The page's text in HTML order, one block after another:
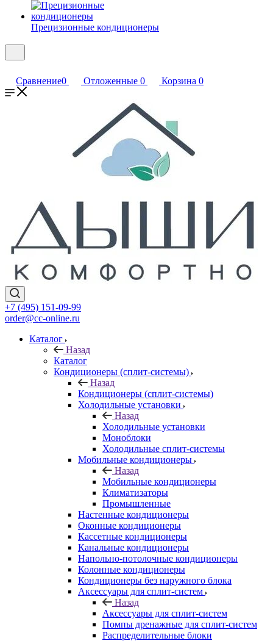
Прецизионные кондиционеры
Сравнение0 Отложенные 0 Корзина 0
+7 (495) 151-09-99
order@cc-online.ru
Каталог
Назад
Каталог
Кондиционеры (сплит-системы)
Назад
Кондиционеры (сплит-системы)
Холодильные установки
Назад
Холодильные установки
Моноблоки
Холодильные сплит-системы
Мобильные кондиционеры
Назад
Мобильные кондиционеры
Климатизаторы
Промышленные
Настенные кондиционеры
Оконные кондиционеры
Кассетные кондиционеры
Канальные кондиционеры
Напольно-потолочные кондиционеры
Колонные кондиционеры
Кондиционеры без наружного блока
Аксессуары для сплит-систем
Назад
Аксессуары для сплит-систем
Помпы дренажные для сплит-систем
Распределительные блоки